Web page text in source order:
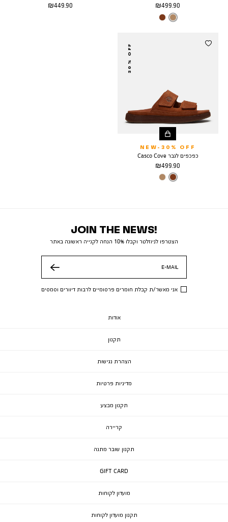
מחיר
מוצר
499.90 ₪
צבע
MEDIUM
מחיר
449.90 ₪
30% OFF
NEW-30% OFF
כפכפים לגבר Casco Cove
מחיר
מוצר
499.90 ₪
צבע
MEDIUM
JOIN THE NEWS!
הצטרפו לניוזלטר וקבלו 10% הנחה לקנייה ראשונה באתר
E-MAIL
אני מאשר/ת קבלת חומרים פרסומיים לרבות דיוורים וסמסים
אודות
תקנון
הצהרת נגישות
מדיניות פרטיות
תקנון מבצע
קריירה
תקנון שובר מתנה
GIFT CARD
מועדון לקוחות
תקנון מועדון לקוחות